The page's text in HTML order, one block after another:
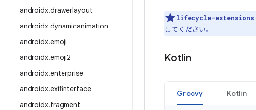
androidx.drawerlayout
androidx.dynamicanimation
androidx.emoji
androidx.emoji2
androidx.enterprise
androidx.exifinterface
androidx.fragment
lifecycle-extensions
してください。
Kotlin
Groovy Kotlin